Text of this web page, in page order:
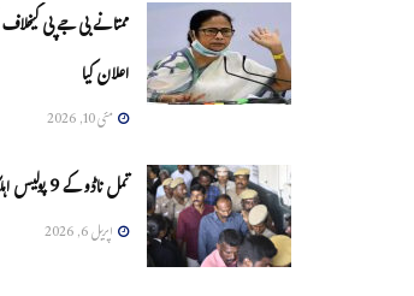
ممتا نے بی جے پی
اعلان کیا
مئی 10, 2026
تمل ناڈو کے 9 پولیس اہلکاروں کو سزائے موت
اپریل 6, 2026